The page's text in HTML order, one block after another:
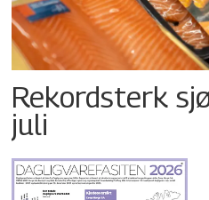
Rekordsterk
juli